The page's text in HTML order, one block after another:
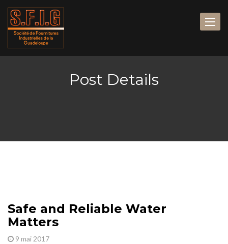
Post Details
Safe and Reliable Water
Matters
9 mai 2017